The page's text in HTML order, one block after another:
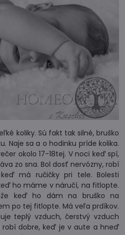
koliky. Sú fakt tak silné, bruško
Naje sa a o hodinku príde kolika.
okolo 17-18tej. V noci keď spí,
zo sna. Bol dosť nervózny, robí
má ručičky pri tele. Bolesti
ho máme v náručí, na fitlopte.
keď ho dám na bruško na
po tej fitlopte. Má veľa prdíkov.
teplý vzduch, čerstvý vzduch
dobre, keď je v aute a hneď